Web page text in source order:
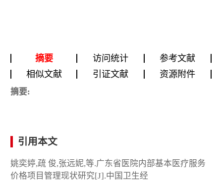
摘要 访问统计
参考文献
相似文献
引证文献 资源附件
摘要:
引用本文
姚奕婷,疏 俊,张远妮,等.广东省医院内部基本医疗服务
价格项目管理现状研究[J].中国卫生经